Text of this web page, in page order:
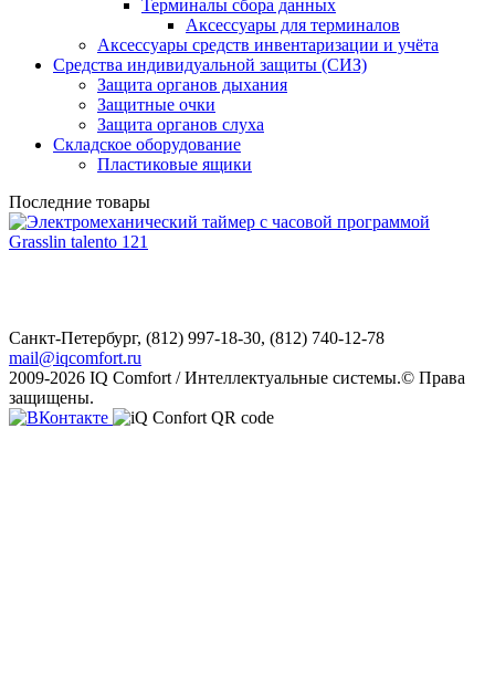
Терминалы сбора данных
Аксессуары для терминалов
Аксессуары средств инвентаризации и учёта
Средства индивидуальной защиты (СИЗ)
Защита органов дыхания
Защитные очки
Защита органов слуха
Складское оборудование
Пластиковые ящики
Последние товары
Санкт-Петербург, (812) 997-18-30, (812) 740-12-78
mail@iqcomfort.ru
2009-2026 IQ Comfort / Интеллектуальные системы.© Права
защищены.